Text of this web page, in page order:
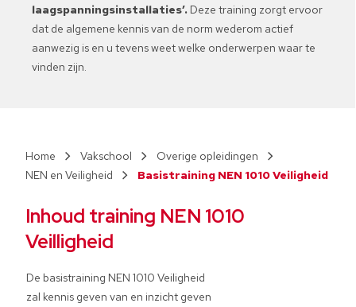
laagspanningsinstallaties’. Deze training zorgt ervoor
dat de algemene kennis van de norm wederom actief
aanwezig is en u tevens weet welke onderwerpen waar te
vinden zijn.
Vakschool
Overige opleidingen
NEN en Veiligheid
Basistraining NEN 1010 Veiligheid
Inhoud training NEN 1010
Veilligheid
De basistraining NEN 1010 Veiligheid
zal kennis geven van en inzicht geven